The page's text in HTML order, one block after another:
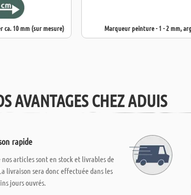
ca. 10 mm (sur mesure) Marqueur peinture - 1 - 2 mm,
AVANTAGES CHEZ ADUIS
rapide
nos articles sont en stock et livrables de
livraison sera donc effectuée dans les
jours ouvrés.